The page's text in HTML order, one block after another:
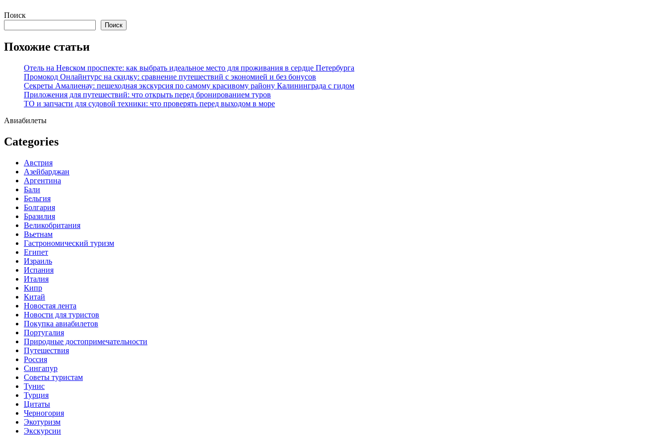
Перейти
содержимому
Поиск
Поиск
Похожие статьи
Отель на Невском проспекте: как выбрать идеальное место для проживания в сердце Петербурга
Промокод Онлайнтурс на скидку: сравнение путешествий с экономией и без бонусов
Секреты Амалиенау: пешеходная экскурсия по самому красивому району Калининграда с гидом
Приложения для путешествий: что открыть перед бронированием туров
ТО и запчасти для судовой техники: что проверять перед выходом в море
Авиабилеты
Categories
Австрия
Азейбарджан
Аргентина
Бали
Бельгия
Болгария
Бразилия
Великобритания
Вьетнам
Гастрономический туризм
Египет
Израиль
Испания
Италия
Кипр
Китай
Новостая лента
Новости для туристов
Покупка авиабилетов
Португалия
Природные достопримечательности
Путешествия
Россия
Сингапур
Советы туристам
Тунис
Турция
Цитаты
Черногория
Экотуризм
Экскурсии